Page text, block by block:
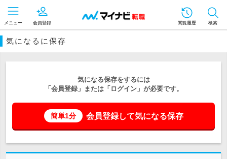
メニュー 会員登録 閲覧履歴 検索
気になるに保存
気になる保存をするには
「会員登録」または「ログイン」が必要です。
簡単1分 会員登録して気になる保存